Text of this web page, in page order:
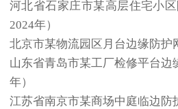
河北省石家庄市某高层住宅小区
2024年）
北京市某物流园区月台边缘防护
山东省青岛市某工厂检修平台边
年）
江苏省南京市某商场中庭临边防